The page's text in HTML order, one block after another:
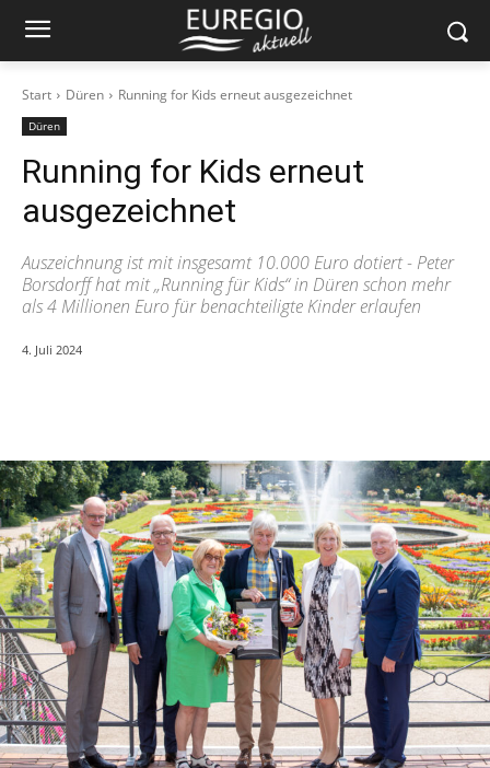
Start Düren Running for Kids erneut ausgezeichnet
Düren
Running for Kids erneut
ausgezeichnet
Auszeichnung ist mit insgesamt 10.000 Euro dotiert - Peter
Borsdorff hat mit „Running für Kids“ in Düren schon mehr
als 4 Millionen Euro für benachteiligte Kinder erlaufen
4. Juli 2024